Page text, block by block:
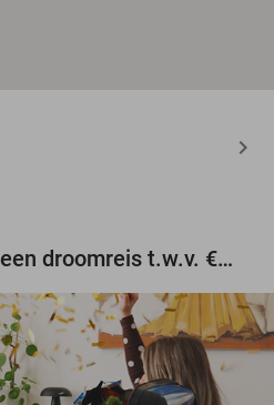
Maak gratis kans op een droomreis t.w.v. €3.000!